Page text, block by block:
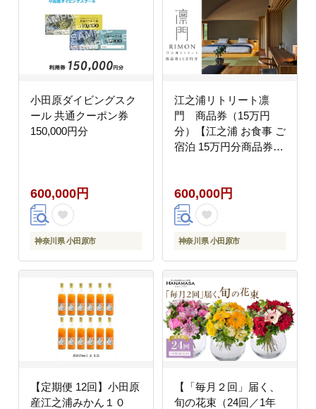
小田原ダイビングスク
ール 共通クーポン券
150,000円分
600,000円
神奈川県 小田原市
江之浦リトリート凛
門 商品券（15万円
分）【江之浦 お食事 ご
宿泊 15万円分商品券
海岸 複数枚同時利用可
ルフロ湯治 美しい江之
浦 リトリートホテル 神
奈川県 小田原市 】
600,000円
神奈川県 小田原市
【定期便 12回】小田原
産江之浦みかん１０
【「毎月２回」届く、
旬の花束（24回／1年